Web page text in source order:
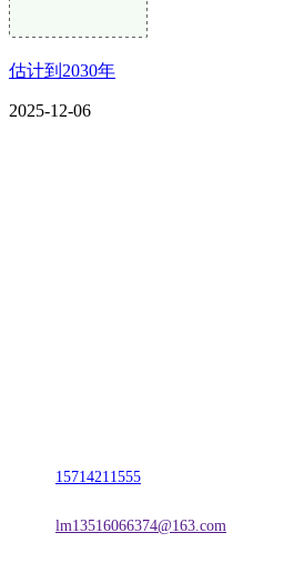
估计到2030年
2025-12-06
15714211555
lm13516066374@163.com